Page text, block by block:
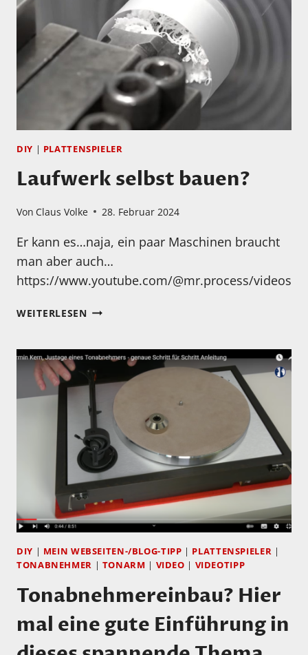
MITMACHEN…
DIY | PLATTENSPIELER
Laufwerk selbst bauen?
Von Claus Volke 28. Februar 2024
Er kann es…naja, ein paar Maschinen braucht
man aber auch…
https://www.youtube.com/@mr.process/videos
WEITERLESENLAUFWERK
DIY | MEIN WEBSEITEN-/BLOG-TIPP | PLATTENSPIELER |
TONABNEHMER | TONARM | VIDEO | VIDEOTIPP
Tonabnehmereinbau? Hier
mal eine gute Einführung in